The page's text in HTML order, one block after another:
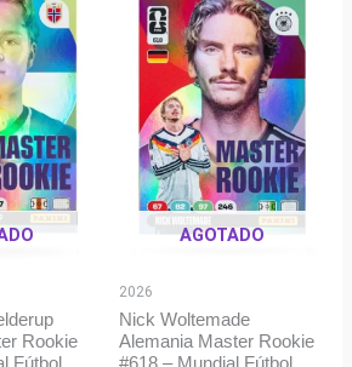
Rookie
AGOTADO
2026
Nick Woltemade
Alemania Master Rookie